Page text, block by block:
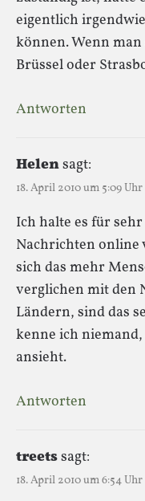
eigentlich
können. Wenn
Brüssel oder
Antworten
Helensagt:
18. April 2010 um 5:09 Uhr
Ich halte es für
Nachrichten online
sich das mehr
verglichen mit den
Ländern, sind das
kenne ich
ansieht.
Antworten
treetssagt:
18. April 2010 um 6:54 Uhr